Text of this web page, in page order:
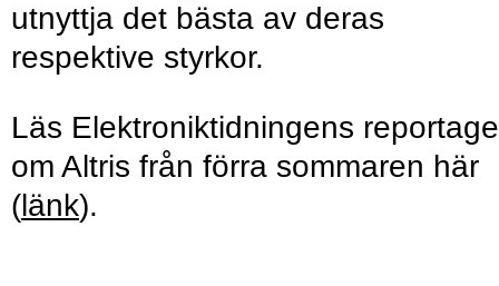
utnyttja det bästa av deras
respektive styrkor.
Läs Elektroniktidningens reportage
om Altris från förra sommaren här
(länk).